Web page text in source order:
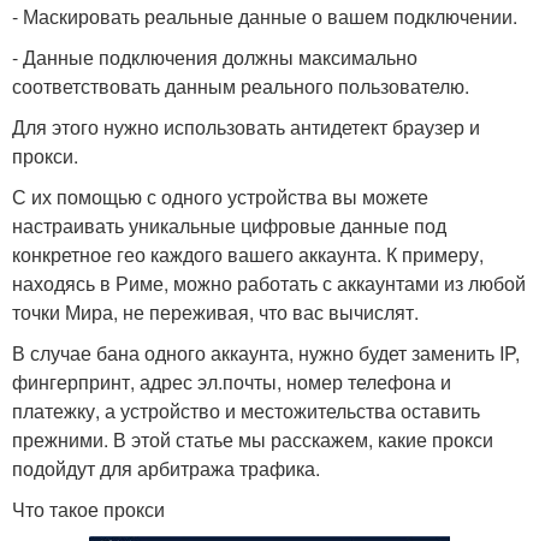
- Маскировать реальные данные о вашем подключении.
- Данные подключения должны максимально
соответствовать данным реального пользователю.
Для этого нужно использовать антидетект браузер и
прокси.
С их помощью с одного устройства вы можете
настраивать уникальные цифровые данные под
конкретное гео каждого вашего аккаунта. К примеру,
находясь в Риме, можно работать с аккаунтами из любой
точки Мира, не переживая, что вас вычислят.
В случае бана одного аккаунта, нужно будет заменить IP,
фингерпринт, адрес эл.почты, номер телефона и
платежку, а устройство и местожительства оставить
прежними. В этой статье мы расскажем, какие прокси
подойдут для арбитража трафика.
Что такое прокси